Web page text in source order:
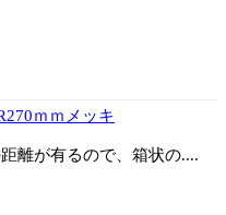
ｍｍメッキ
離が有るので、箱状の....